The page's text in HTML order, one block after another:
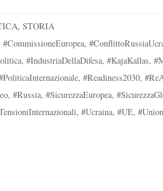
, STORIA
#CommissioneEuropea,
, #IndustriaDellaDifesa, #KajaKallas,
, #Readiness2030,
, #Russia, #SicurezzaEuropea,
, #Ucraina, #UE,